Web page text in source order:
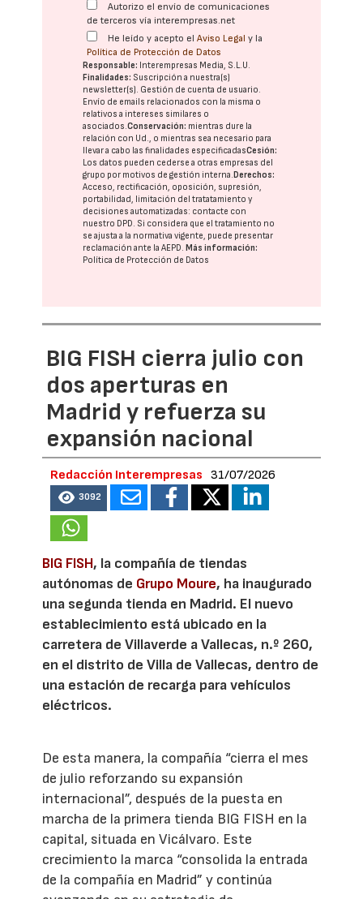
Autorizo el envío de comunicaciones
de terceros vía interempresas.net
He leído y acepto elAviso Legal y la
Política de Protección de Datos
Responsable: Interempresas Media, S.L.U.
Finalidades: Suscripción a nuestra(s)
newsletter(s). Gestión de cuenta de usuario.
Envío de emails relacionados con la misma o
relativos a intereses similares o
asociados.Conservación: mientras dure la
relación con Ud., o mientras sea necesario para
llevar a cabo las finalidades especificadasCesión:
Los datos pueden cederse a otras empresas del
grupo por motivos de gestión interna. Derechos:
Acceso, rectificación, oposición, supresión,
portabilidad, limitación del tratatamiento y
decisiones automatizadas: contacte con
nuestro DPD. Si considera que el tratamiento no
se ajusta a la normativa vigente, puede presentar
reclamación ante laAEPD. Más información:
Política de Protección de Datos
BIG FISH cierra julio con
dos aperturas en
Madrid y refuerza su
expansión nacional
Redacción Interempresas 31/07/2026
3092
BIG FISH, la compañía de tiendas
autónomas de Grupo Moure, ha inaugurado
una segunda tienda en Madrid. El nuevo
establecimiento está ubicado en la
carretera de Villaverde a Vallecas, n.º 260,
en el distrito de Villa de Vallecas, dentro de
una estación de recarga para vehículos
eléctricos.
De esta manera, la compañía “cierra el mes
de julio reforzando su expansión
internacional”, después de la puesta en
marcha de la primera tienda BIG FISH en la
capital, situada en Vicálvaro. Este
crecimiento la marca “consolida la entrada
de la compañía en Madrid” y continúa